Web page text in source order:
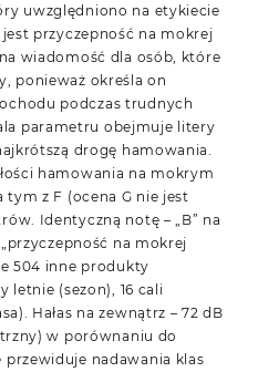
uwzględniono na etykiecie
przyczepność na mokrej
wiadomość dla osób, które
ponieważ określa on
podczas trudnych
parametru obejmuje litery
drogę hamowania.
hamowania na mokrym
z F (ocena G nie jest
Identyczną notę – „B” na
na mokrej
504 inne produkty
letnie (sezon), 16 cali
Hałas na zewnątrz – 72 dB
w porównaniu do
nadawania klas